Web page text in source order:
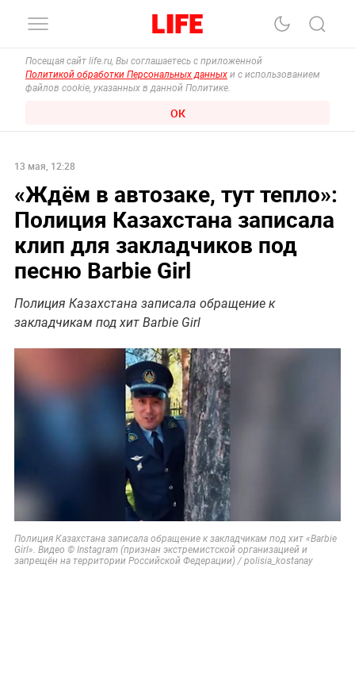
Посещая сайт life.ru, Вы соглашаетесь с приложенной
Политикой обработки Персональных данных и с использованием
файлов cookie, указанных в данной Политике.
ОК
13 мая, 12:28
«Ждём в автозаке, тут тепло»:
Полиция Казахстана записала
клип для закладчиков под
песню Barbie Girl
Полиция Казахстана записала обращение к
закладчикам под хит Barbie Girl
Полиция Казахстана записала обращение к закладчикам под хит «Barbie
Girl». Видео © Instagram (признан экстремистской организацией и
запрещён на территории Российской Федерации) / polisia_kostanay